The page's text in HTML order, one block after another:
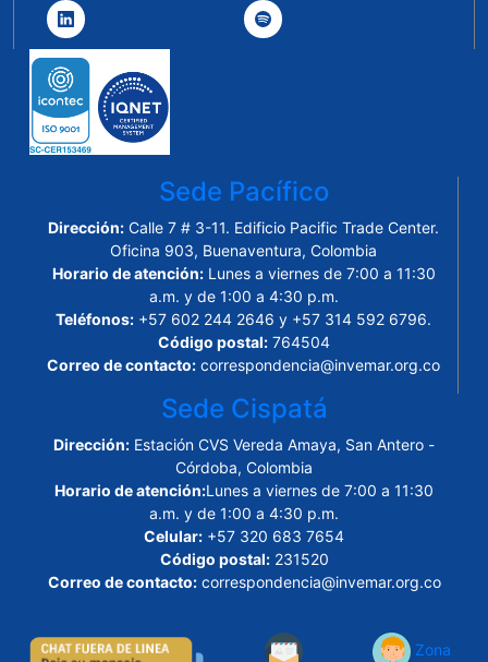
Sede Pacífico
Dirección: Calle 7 # 3-11. Edificio Pacific Trade Center.
Oficina 903, Buenaventura, Colombia
Horario de atención:Lunes a viernes de 7:00 a 11:30
a.m. y de 1:00 a 4:30 p.m.
Teléfonos: +57 602 244 2646 y +57 314 592 6796.
Código postal:764504
Correo de contacto: correspondencia@invemar.org.co
Sede Cispatá
Dirección: Estación CVS Vereda Amaya, San Antero -
Córdoba, Colombia
Horario de atención:Lunes a viernes de 7:00 a 11:30
a.m. y de 1:00 a 4:30 p.m.
Celular: +57 320 683 7654
Código postal:231520
Correo de contacto:correspondencia@invemar.org.co
Zona